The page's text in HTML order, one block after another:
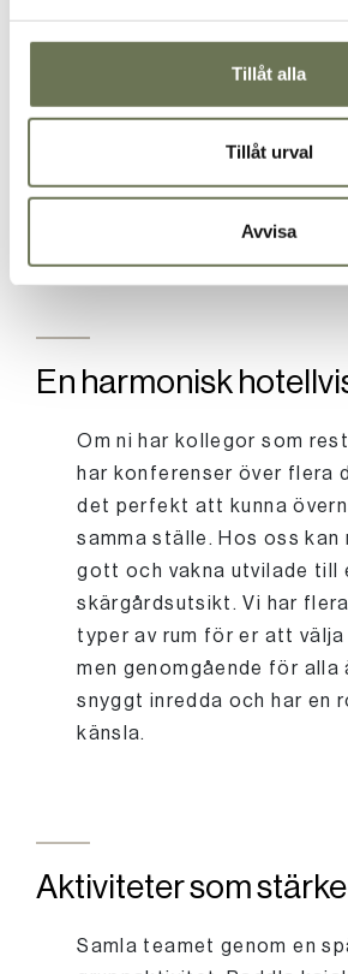
Tillåt alla
Tillåt urval
Avvisa
matlagning. Hos oss får ni
ska vara en upplevelse.
specialanpassad kost
En harmonisk
Om ni har kollegor som
har konferenser över flera
det perfekt att kunna
samma ställe. Hos oss kan
gott och vakna utvilade till
skärgårdsutsikt. Vi har
typer av rum för er att välja
men genomgående för alla
snyggt inredda och har en
känsla.
Aktiviteter som
Samla teamet genom en